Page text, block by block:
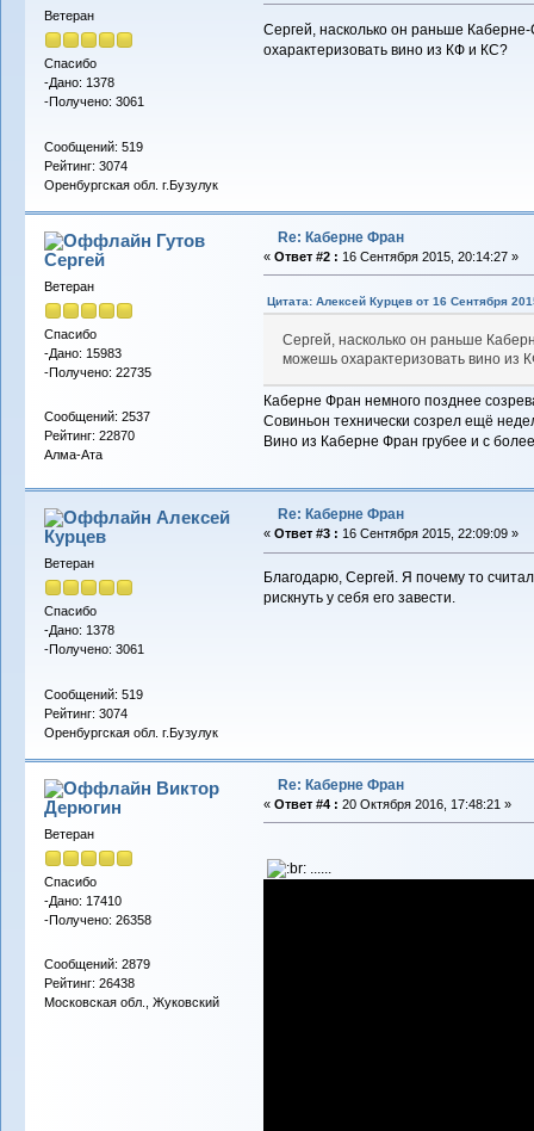
Ветеран
Спасибо
-Дано: 1378
-Получено: 3061
Сообщений: 519
Рейтинг: 3074
Оренбургская обл. г.Бузулук
Сергей, насколько он раньше
охарактеризовать вино из КФ и КС?
Гутов
Сергей
Ветеран
Спасибо
-Дано: 15983
-Получено: 22735
Сообщений: 2537
Рейтинг: 22870
Алма-Ата
Re: Каберне Фран
« Ответ #2 : 16 Сентября 2015, 20:14:27 »
Цитата: Алексей Курцев от 16 Сентября
Сергей, насколько он раньше
можешь охарактеризовать вино из
Каберне Фран немного позднее
Совиньон технически созрел ещё
Вино из Каберне Фран грубее и с
Алексей
Курцев
Ветеран
Спасибо
-Дано: 1378
-Получено: 3061
Сообщений: 519
Рейтинг: 3074
Оренбургская обл. г.Бузулук
Re: Каберне Фран
« Ответ #3 : 16 Сентября 2015, 22:09:09 »
Благодарю, Сергей. Я почему то
рискнуть у себя его завести.
Виктор
Дерюгин
Ветеран
Спасибо
-Дано: 17410
-Получено: 26358
Сообщений: 2879
Рейтинг: 26438
Московская обл., Жуковский
Re: Каберне Фран
« Ответ #4 : 20 Октября 2016, 17:48:21 »
......